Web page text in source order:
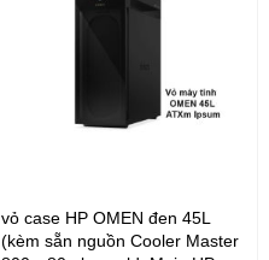
vỏ case HP OMEN đen 45L
(kèm sẵn nguồn Cooler Master